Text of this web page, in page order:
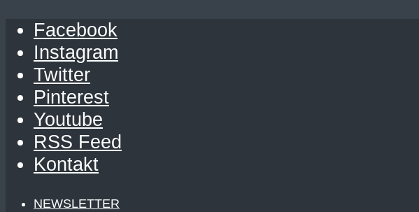
Facebook
Instagram
Twitter
Pinterest
Youtube
RSS Feed
Kontakt
NEWSLETTER